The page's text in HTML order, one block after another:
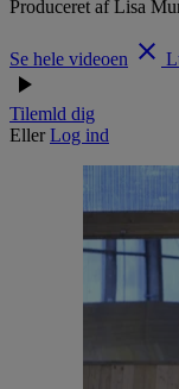
Produceret af Lisa
Se hele videoen clear
play_arrow
Tilemld dig
EllerLog ind